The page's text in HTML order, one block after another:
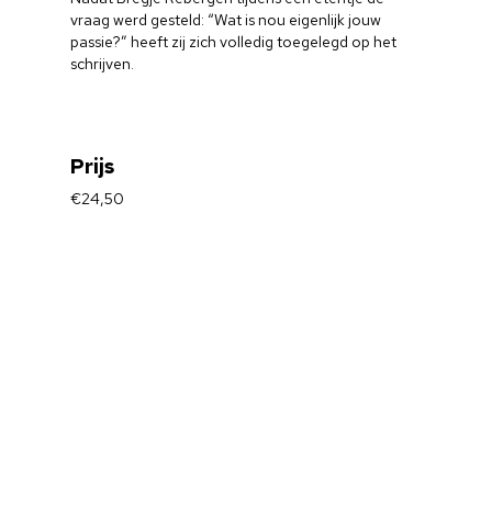
vraag werd gesteld: “Wat is nou eigenlijk jouw
passie?” heeft zij zich volledig toegelegd op het
schrijven.
Prijs
€24,50
Home